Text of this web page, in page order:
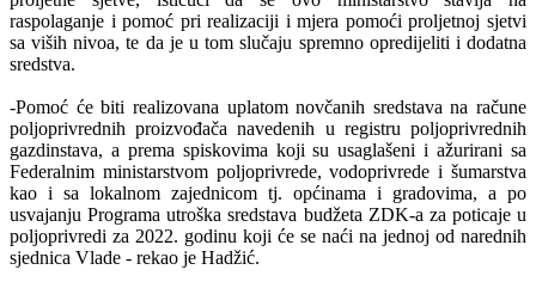
raspolaganje i pomoć pri realizaciji i mjera pomoći proljetnoj sjetvi
sa viših nivoa, te da je u tom slučaju spremno opredijeliti i dodatna
sredstva.
-Pomoć će biti realizovana uplatom novčanih sredstava na račune
poljoprivrednih proizvođača navedenih u registru poljoprivrednih
gazdinstava, a prema spiskovima koji su usaglašeni i ažurirani sa
Federalnim ministarstvom poljoprivrede, vodoprivrede i šumarstva
kao i sa lokalnom zajednicom tj. općinama i gradovima, a po
usvajanju Programa utroška sredstava budžeta ZDK-a za poticaje u
poljoprivredi za 2022. godinu koji će se naći na jednoj od narednih
sjednica Vlade - rekao je Hadžić.